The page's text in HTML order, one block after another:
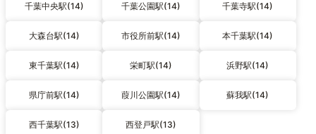
千葉中央駅(14) 千葉公園駅(14) 千葉寺駅(14)
大森台駅(14) 市役所前駅(14) 本千葉駅(14)
東千葉駅(14) 栄町駅(14) 浜野駅(14)
県庁前駅(14) 葭川公園駅(14) 蘇我駅(14)
西千葉駅(13) 西登戸駅(13)